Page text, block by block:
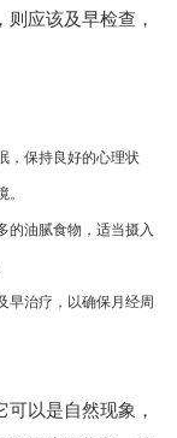
应该及早检查，
，保持良好的心理状
的油腻食物，适当摄入
早治疗，以确保月经周
以是自然现象，